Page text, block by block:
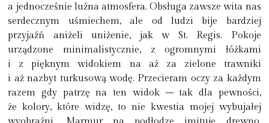
a jednocześnie luźna atmosfera. Obsługa zawsze wita nas
serdecznym uśmiechem, ale od ludzi bije bardziej
przyjaźń aniżeli uniżenie, jak w St. Regis. Pokoje
urządzone minimalistycznie, z ogromnymi łóżkami
i z pięknym widokiem na aż za zielone trawniki
i aż nazbyt turkusową wodę. Przecieram oczy za każdym
razem gdy patrzę na ten widok – tak dla pewności,
że kolory, które widzę, to nie kwestia mojej wybujałej